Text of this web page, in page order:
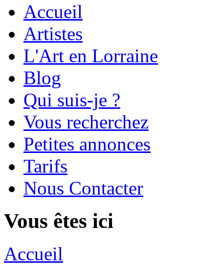
Accueil
Artistes
L'Art en Lorraine
Blog
Qui suis-je ?
Vous recherchez
Petites annonces
Tarifs
Nous Contacter
Vous êtes ici
Accueil